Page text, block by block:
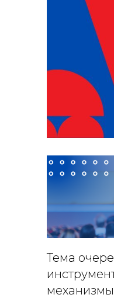
Тема